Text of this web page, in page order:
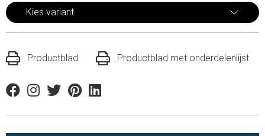
Kies variant
Productblad Productblad met onderdelenlijst
FacebookInstagram
TwitterPinterestLinkedin